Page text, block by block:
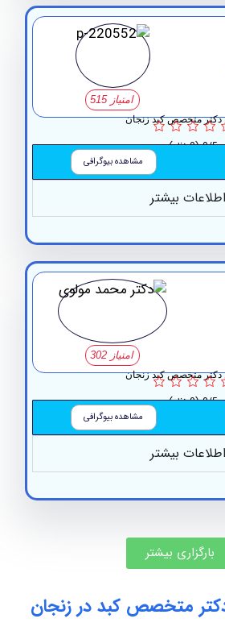
کبد زنجان
مشاهده بیوگرافی
بیشتر
کبد زنجان
مشاهده بیوگرافی
بیشتر
بیشتر
کبد در زنجان